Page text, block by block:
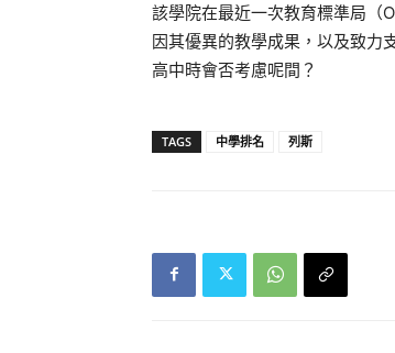
該學院在最近一次教育標準局（
因其優異的教學成果，以及致力
高中時會否考慮呢間？
TAGS 中學排名 列斯